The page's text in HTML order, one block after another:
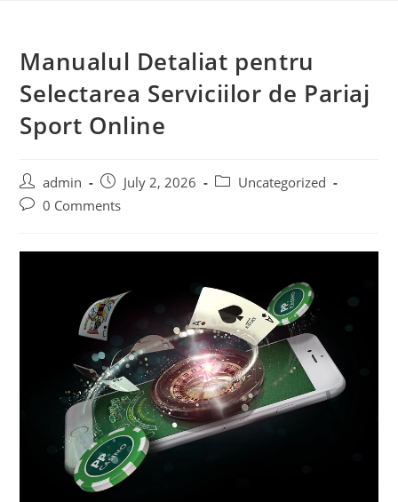
contentManualul Detaliat pentru
Selectarea Serviciilor de Pariaj
Sport Online
Post
author:
admin
Post
published:
July 2, 2026
PostUncategorized
Post0 Comments